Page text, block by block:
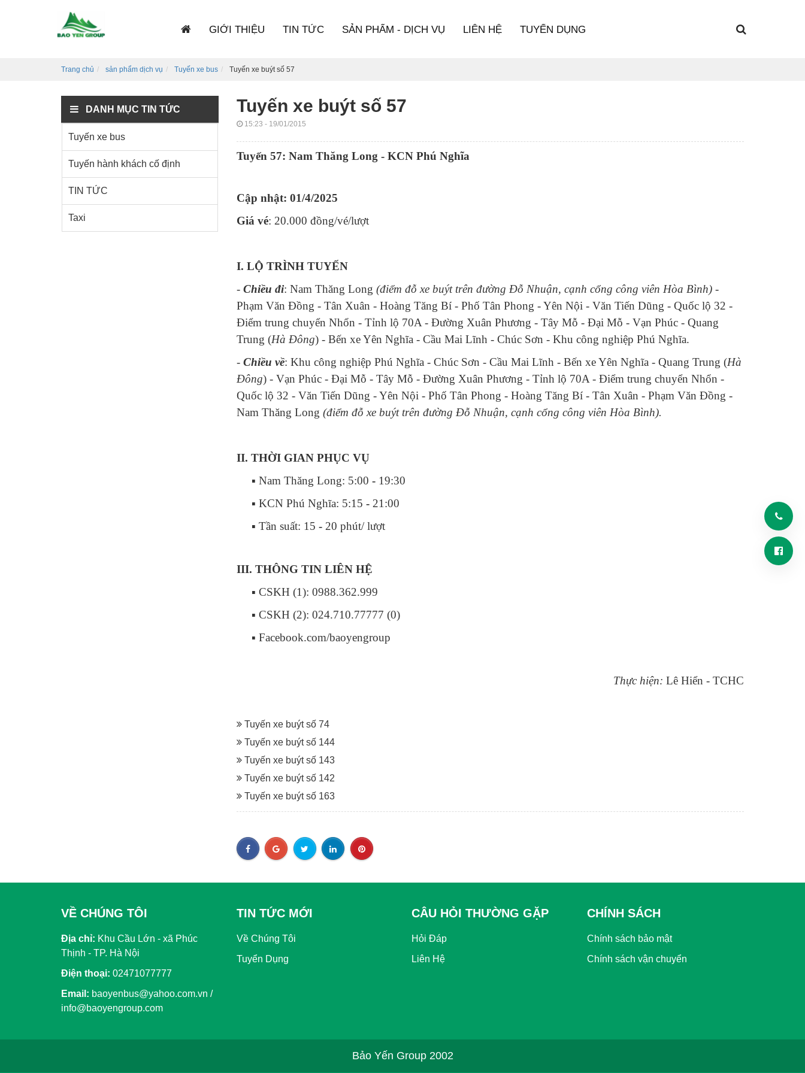
GIỚI THIỆU TIN TỨC SẢN PHẨM - DỊCH VỤ LIÊN HỆ TUYỂN DỤNG
Trang chủ sản phẩm dịch vụ Tuyến xe bus Tuyến xe buýt số 57
DANH MỤC TIN TỨC
Tuyến xe bus
Tuyến hành khách cố định
TIN TỨC
Taxi
Tuyến xe buýt số 57
15:23 - 19/01/2015
Tuyến 57: Nam Thăng Long - KCN Phú Nghĩa
Cập nhật: 01/4/2025
Giá vé: 20.000 đồng/vé/lượt
I. LỘ TRÌNH TUYẾN
- Chiều đi: Nam Thăng Long (điểm đỗ xe buýt trên đường Đỗ Nhuận, cạnh cổng công viên Hòa Bình) -
Phạm Văn Đồng - Tân Xuân - Hoàng Tăng Bí - Phố Tân Phong - Yên Nội - Văn Tiến Dũng - Quốc lộ 32 -
Điểm trung chuyển Nhổn - Tỉnh lộ 70A - Đường Xuân Phương - Tây Mỗ - Đại Mỗ - Vạn Phúc - Quang
Trung (Hà Đông) - Bến xe Yên Nghĩa - Cầu Mai Lĩnh - Chúc Sơn - Khu công nghiệp Phú Nghĩa.
- Chiều về: Khu công nghiệp Phú Nghĩa - Chúc Sơn - Cầu Mai Lĩnh - Bến xe Yên Nghĩa - Quang Trung (Hà
Đông) - Vạn Phúc - Đại Mỗ - Tây Mỗ - Đường Xuân Phương - Tỉnh lộ 70A - Điểm trung chuyển Nhổn -
Quốc lộ 32 - Văn Tiến Dũng - Yên Nội - Phố Tân Phong - Hoàng Tăng Bí - Tân Xuân - Phạm Văn Đồng -
Nam Thăng Long (điểm đỗ xe buýt trên đường Đỗ Nhuận, cạnh cổng công viên Hòa Bình).
II. THỜI GIAN PHỤC VỤ
▪ Nam Thăng Long: 5:00 -19:30
▪ KCN Phú Nghĩa: 5:15 -21:00
▪ Tần suất: 15 -20 phút/ lượt
III. THÔNG TIN LIÊN HỆ
▪ CSKH (1): 0988.362.999
▪ CSKH (2): 024.710.77777 (0)
▪ Facebook.com/baoyengroup
Thực hiện: Lê Hiển - TCHC
Tuyến xe buýt số 74
Tuyến xe buýt số 144
Tuyến xe buýt số 143
Tuyến xe buýt số 142
Tuyến xe buýt số 163
VỀ CHÚNG TÔI
Địa chỉ: Khu Cầu Lớn - xã Phúc
Thịnh - TP. Hà Nội
Điện thoại: 02471077777
Email: baoyenbus@yahoo.com.vn /
info@baoyengroup.com
TIN TỨC MỚI
Về Chúng Tôi
Tuyển Dụng
CÂU HỎI THƯỜNG GẶP
Hỏi Đáp
Liên Hệ
CHÍNH SÁCH
Chính sách bảo mật
Chính sách vận chuyển
Bảo Yến Group 2002